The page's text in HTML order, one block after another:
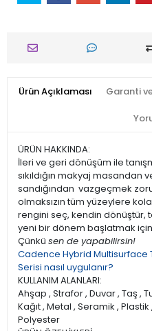
Ürün Açıklaması Garanti
ÜRÜN HAKKINDA:
İleri ve geri dönüşüm ile
sıkıldığın makyaj masandan
sandığından vazgeçmek
olmaksızın tüm yüzeylere
rengini seç, kendin dönüştür,
yeni bir dönem başlatmak
Çünkü sen de yapabilirsin!
Cadence Hybrid Multisurface
Serisi nasıl uygulanır?
KULLANIM ALANLARI:
Ahşap , Strafor , Duvar , Taş ,
Kağıt , Metal , Seramik ,
Polyester